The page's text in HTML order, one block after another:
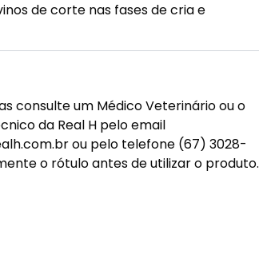
de corte nas fases de cria e
consulte um Médico Veterinário ou o
da Real H pelo email
ou pelo telefone (67) 3028-
o rótulo antes de utilizar o produto.